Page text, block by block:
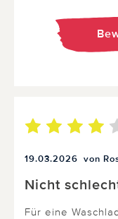
19.03.2026 von
Nicht
Für eine